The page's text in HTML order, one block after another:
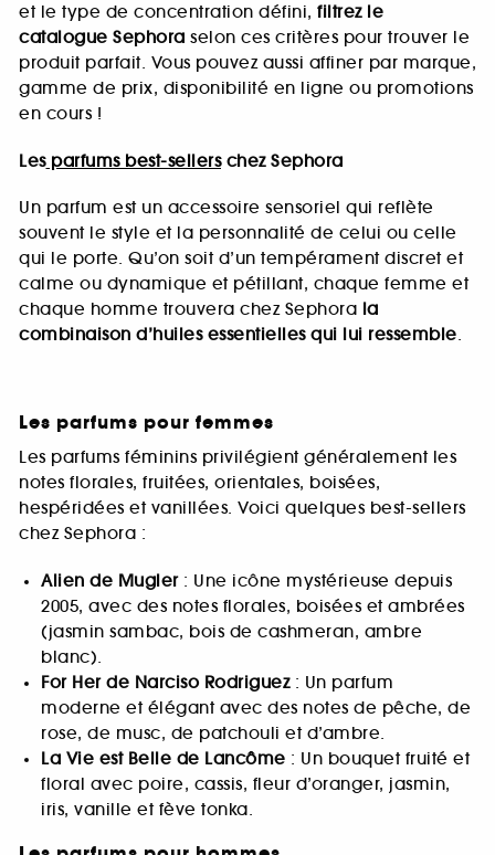
et le type de concentration défini, filtrez le
catalogue Sephora selon ces critères pour trouver le
produit parfait. Vous pouvez aussi affiner par marque,
gamme de prix, disponibilité en ligne ou promotions
en cours !
Lesparfums best-sellerschez Sephora
Un parfum est un accessoire sensoriel qui reflète
souvent le style et la personnalité de celui ou celle
qui le porte. Qu’on soit d’un tempérament discret et
calme ou dynamique et pétillant, chaque femme et
chaque homme trouvera chez Sephora la
combinaison d’huiles essentielles qui lui ressemble.
Les parfums pour femmes
Les parfums féminins privilégient généralement les
notes florales, fruitées, orientales, boisées,
hespéridées et vanillées. Voici quelques best-sellers
chez Sephora :
Alien de Mugler: Une icône mystérieuse depuis
2005, avec des notes florales, boisées et ambrées
(jasmin sambac, bois de cashmeran, ambre
blanc).
For Her de Narciso Rodriguez: Un parfum
moderne et élégant avec des notes de pêche, de
rose, de musc, de patchouli et d’ambre.
La Vie est Belle de Lancôme : Un bouquet fruité et
floral avec poire, cassis, fleur d’oranger, jasmin,
iris, vanille et fève tonka.